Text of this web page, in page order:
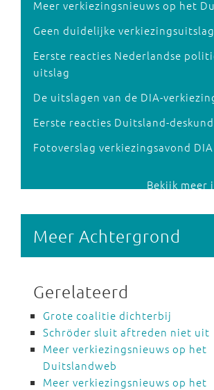
Meer verkiezingsnieuws op het
Geen duidelijke verkiezingsuitslag
Eerste reacties Nederlandse
uitslag
De uitslagen van de DIA-
Eerste reacties Duitsland-
Fotoverslag verkiezingsavond DIA
Bekijk meer
Meer Achtergrond
Gerelateerd
Grote coalitie dichterbij
Schröder sluit aftreden niet uit
Meer verkiezingsnieuws op het
Duitslandweb
Meer verkiezingsnieuws op het